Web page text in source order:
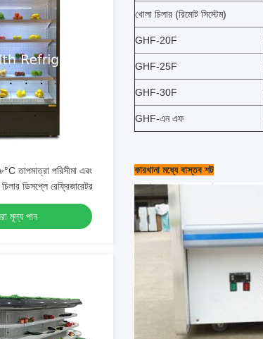
তাপমাত্রা পরিসীমা এবং
ডিসপ্লে রেফ্রিজারেটর
মূল্য পান
খোলা চিলার (রিমোট সিস্টেম)
GHF-20F
GHF-25F
GHF-30F
GHF-এন এফ
কারখানা মধ্যে বাস্তব শট